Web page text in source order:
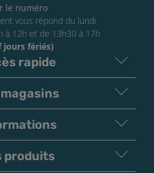
le numéro
vous répond du lundi
à 12h et de 13h30 à 17h
jours fériés)
rapide
produits